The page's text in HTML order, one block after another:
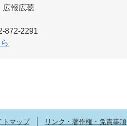
広報広聴
872-2291
トマップ リンク・著作権・免責事項